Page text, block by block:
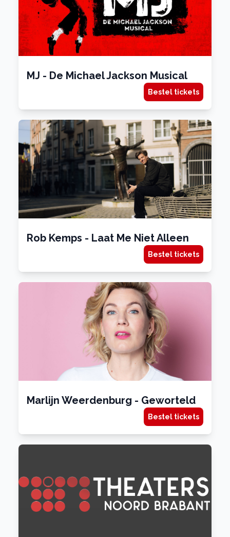
MJ - De Michael Jackson Musical
Bestel tickets
Rob Kemps - Laat Me Niet Alleen
Bestel tickets
Marlijn Weerdenburg - Geworteld
Bestel tickets